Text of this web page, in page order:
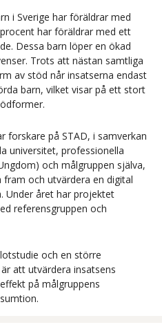
i Sverige har föräldrar med
har föräldrar med ett
Dessa barn löper en ökad
Trots att nästan samtliga
av stöd når insatserna endast
barn, vilket visar på ett stort
forskare på STAD, i samverkan
universitet, professionella
och målgruppen själva,
och utvärdera en digital
Under året har projektet
referensgruppen och
och en större
att utvärdera insatsens
på målgruppens